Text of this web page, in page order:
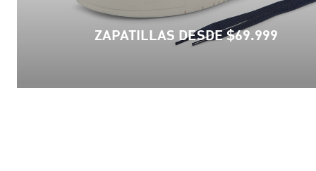
ZAPATILLAS DESDE $69.999